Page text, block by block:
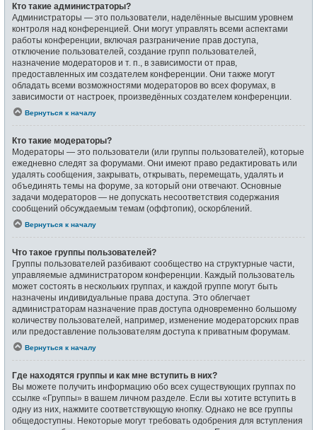
Кто такие администраторы?
Администраторы — это пользователи, наделённые высшим уровнем
контроля над конференцией. Они могут управлять всеми аспектами
работы конференции, включая разграничение прав доступа,
отключение пользователей, создание групп пользователей,
назначение модераторов и т. п., в зависимости от прав,
предоставленных им создателем конференции. Они также могут
обладать всеми возможностями модераторов во всех форумах, в
зависимости от настроек, произведённых создателем конференции.
Вернуться к началу
Кто такие модераторы?
Модераторы — это пользователи (или группы пользователей), которые
ежедневно следят за форумами. Они имеют право редактировать или
удалять сообщения, закрывать, открывать, перемещать, удалять и
объединять темы на форуме, за который они отвечают. Основные
задачи модераторов — не допускать несоответствия содержания
сообщений обсуждаемым темам (оффтопик), оскорблений.
Вернуться к началу
Что такое группы пользователей?
Группы пользователей разбивают сообщество на структурные части,
управляемые администратором конференции. Каждый пользователь
может состоять в нескольких группах, и каждой группе могут быть
назначены индивидуальные права доступа. Это облегчает
администраторам назначение прав доступа одновременно большому
количеству пользователей, например, изменение модераторских прав
или предоставление пользователям доступа к приватным форумам.
Вернуться к началу
Где находятся группы и как мне вступить в них?
Вы можете получить информацию обо всех существующих группах по
ссылке «Группы» в вашем личном разделе. Если вы хотите вступить в
одну из них, нажмите соответствующую кнопку. Однако не все группы
общедоступны. Некоторые могут требовать одобрения для вступления